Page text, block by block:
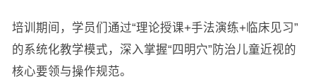
培训期间，学员们通过“理论授课+手法演练+临床见习”
的系统化教学模式，深入掌握“四明穴”防治儿童近视的
核心要领与操作规范。